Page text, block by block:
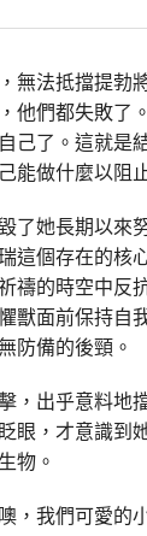
無法抵擋提勃
他們都失敗了
己了。這就是
能做什麼以阻
了她長期以來
這個存在的核
禱的時空中反
獸面前保持自
防備的後頸。
，出乎意料地
眼，才意識到
物。
，我們可愛的